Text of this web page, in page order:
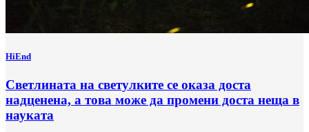
HiEnd
Светлината на светулките се оказа доста
надценена, а това може да промени доста неща в
науката